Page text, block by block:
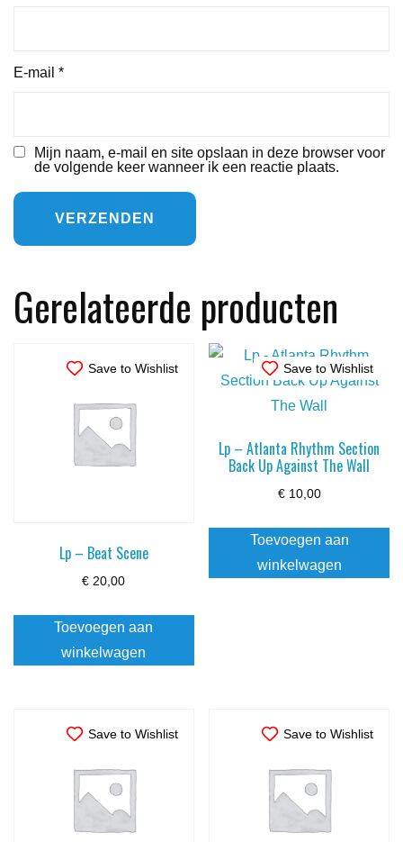
E-mail *
Mijn naam, e-mail en site opslaan in deze browser voor
de volgende keer wanneer ik een reactie plaats.
Gerelateerde producten
Save to Wishlist
Lp – Beat Scene
€ 20,00
Toevoegen aan
winkelwagen
Save to Wishlist
Lp – Atlanta Rhythm Section
Back Up Against The Wall
€10,00
Toevoegen aan
winkelwagen
Save to Wishlist Save to Wishlist